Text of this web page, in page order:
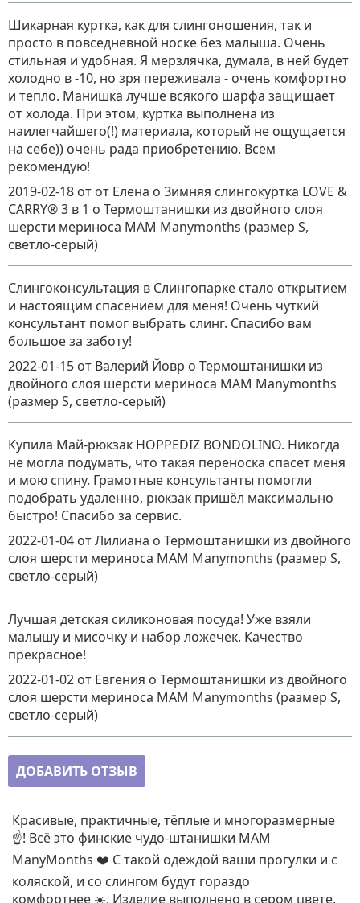
Шикарная куртка, как для слингоношения, так и
просто в повседневной носке без малыша. Очень
стильная и удобная. Я мерзлячка, думала, в ней будет
холодно в -10, но зря переживала - очень комфортно
и тепло. Манишка лучше всякого шарфа защищает
от холода. При этом, куртка выполнена из
наилегчайшего(!) материала, который не ощущается
на себе)) очень рада приобретению. Всем
рекомендую!
2019-02-18 от от Елена о Зимняя слингокуртка LOVE &
CARRY® 3 в 1 о Термоштанишки из двойного слоя
шерсти мериноса MAM Manymonths (размер S,
светло-серый)
Слингоконсультация в Слингопарке стало открытием
и настоящим спасением для меня! Очень чуткий
консультант помог выбрать слинг. Спасибо вам
большое за заботу!
2022-01-15 от Валерий Йовр о Термоштанишки из
двойного слоя шерсти мериноса MAM Manymonths
(размер S, светло-серый)
Купила Май-рюкзак HOPPEDIZ BONDOLINO. Никогда
не могла подумать, что такая переноска спасет меня
и мою спину. Грамотные консультанты помогли
подобрать удаленно, рюкзак пришёл максимально
быстро! Спасибо за сервис.
2022-01-04 от Лилиана о Термоштанишки из двойного
слоя шерсти мериноса MAM Manymonths (размер S,
светло-серый)
Лучшая детская силиконовая посуда! Уже взяли
малышу и мисочку и набор ложечек. Качество
прекрасное!
2022-01-02 от Евгения о Термоштанишки из двойного
слоя шерсти мериноса MAM Manymonths (размер S,
светло-серый)
ДОБАВИТЬ ОТЗЫВ
Красивые, практичные, тёплые и многоразмерные
☝️! Всё это финские чудо-штанишки MAM
ManyMonths ❤️ С такой одеждой ваши прогулки и с
коляской, и со слингом будут гораздо
комфортнее ☀️. Изделие выполнено в сером цвете,